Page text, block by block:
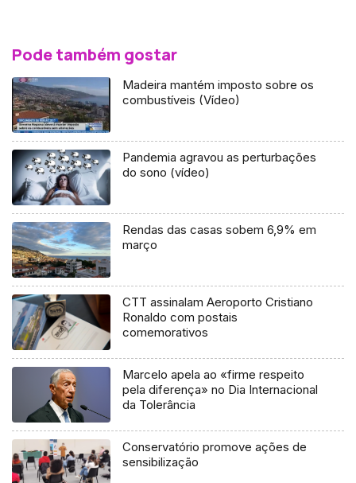
Pode também gostar
Madeira mantém imposto sobre os
combustíveis (Vídeo)
Pandemia agravou as perturbações
do sono (vídeo)
Rendas das casas sobem 6,9% em
março
CTT assinalam Aeroporto Cristiano
Ronaldo com postais
comemorativos
Marcelo apela ao «firme respeito
pela diferença» no Dia Internacional
da Tolerância
Conservatório promove ações de
sensibilização